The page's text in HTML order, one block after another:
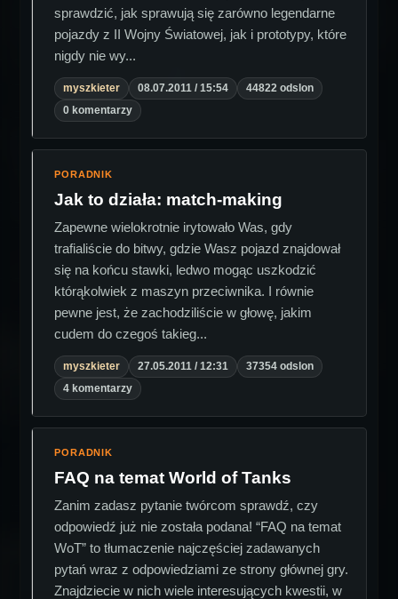
sprawdzić, jak sprawują się zarówno legendarne
pojazdy z II Wojny Światowej, jak i prototypy, które
nigdy nie wy...
myszkieter 08.07.2011 / 15:54
44822 odslon
0 komentarzy
PORADNIK
Jak to działa: match-making
Zapewne wielokrotnie irytowało Was, gdy
trafialiście do bitwy, gdzie Wasz pojazd znajdował
się na końcu stawki, ledwo mogąc uszkodzić
którąkolwiek z maszyn przeciwnika. I równie
pewne jest, że zachodziliście w głowę, jakim
cudem do czegoś takieg...
myszkieter 27.05.2011 / 12:31
37354 odslon
4 komentarzy
PORADNIK
FAQ na temat World of Tanks
Zanim zadasz pytanie twórcom sprawdź, czy
odpowiedź już nie została podana! “FAQ na temat
WoT” to tłumaczenie najczęściej zadawanych
pytań wraz z odpowiedziami ze strony głównej gry.
Znajdziecie w nich wiele interesujących kwestii, w